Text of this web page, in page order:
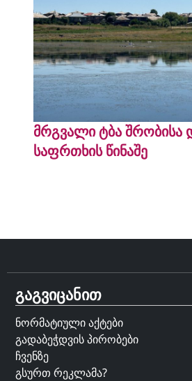
მრგვალი ტბა შრობისა
საფრთხის წინაშე
გაგვიცანით
ნორმატიული აქტები
გადაბეჭდვის პირობები
ჩვენზე
გსურთ რეკლამა?